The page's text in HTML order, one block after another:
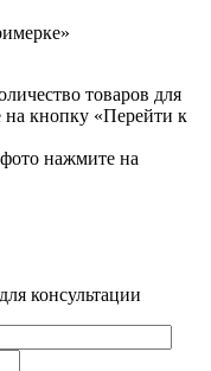
товаров для
кнопку «Перейти к
нажмите на
консультации